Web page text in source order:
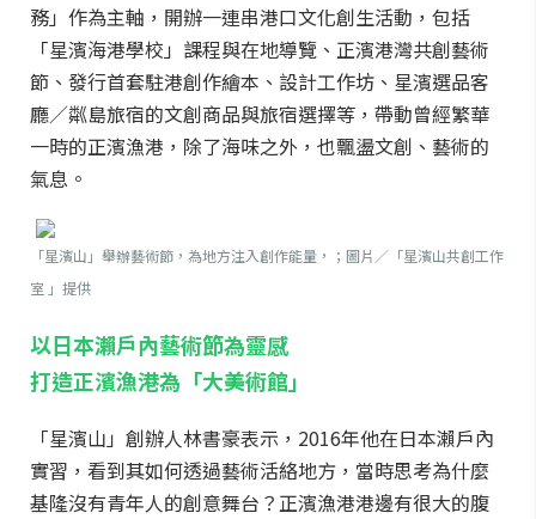
務」作為主軸，開辦一連串港口文化創生活動，包括
「星濱海港學校」課程與在地導覽、正濱港灣共創藝術
節、發行首套駐港創作繪本、設計工作坊、星濱選品客
廳／粼島旅宿的文創商品與旅宿選擇等，帶動曾經繁華
一時的正濱漁港，除了海味之外，也飄盪文創、藝術的
氣息。
「星濱山」舉辦藝術節，為地方注入創作能量，；圖片／「星濱山共創工作
室 」提供
以日本瀨戶內藝術節為靈感
打造正濱漁港為「大美術館」
「星濱山」創辦人林書豪表示，2016年他在日本瀨戶內
實習，看到其如何透過藝術活絡地方，當時思考為什麼
基隆沒有青年人的創意舞台？正濱漁港港邊有很大的腹